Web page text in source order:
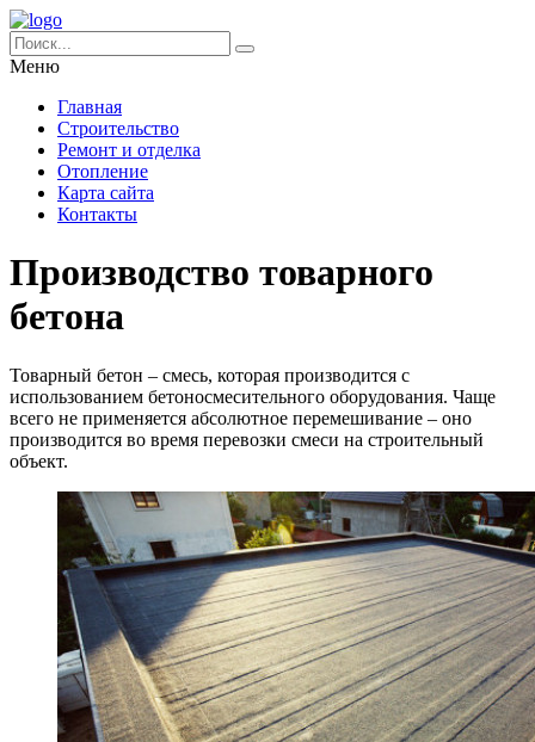
Меню
Главная
Строительство
Ремонт и отделка
Отопление
Карта сайта
Контакты
Производство товарного
бетона
Товарный бетон – смесь, которая производится с
использованием бетоносмесительного оборудования. Чаще
всего не применяется абсолютное перемешивание – оно
производится во время перевозки смеси на строительный
объект.